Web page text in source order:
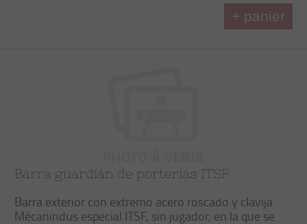
+ panier
Barra guardián de porterías ITSF
Barra exterior con extremo acero roscado y clavija
Mécanindus especial ITSF, sin jugador, en la que se